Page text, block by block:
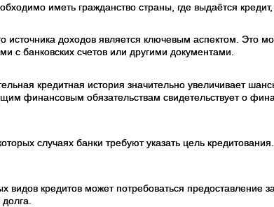
иметь гражданство страны, где выдаётся
источника доходов является ключевым аспектом. Это
с банковских счетов или другими документами.
кредитная история значительно увеличивает
финансовым обязательствам свидетельствует о
случаях банки требуют указать цель
видов кредитов может потребоваться предоставление